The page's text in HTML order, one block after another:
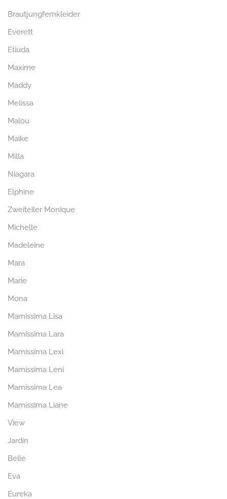
Brautjungfernkleider
Everett
Etiuda
Maxime
Maddy
Melissa
Malou
Maike
Milla
Niagara
Elphine
Zweiteiler Monique
Michelle
Madeleine
Mara
Marie
Mona
Mamissima Lisa
Mamissima Lara
Mamissima Lexi
Mamissima Leni
Mamissima Lea
Mamissima Liane
View
Jardin
Belle
Eva
Eureka